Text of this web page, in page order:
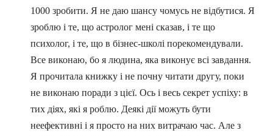
1000 зробити. Я не даю шансу чомусь не відбутися. Я
зроблю і те, що астролог мені сказав, і те що
психолог, і те, що в бізнес-школі порекомендували.
Все виконаю, бо я людина, яка виконує всі завдання.
Я прочитала книжку і не почну читати другу, поки
не виконаю поради з цієї. Ось і весь секрет успіху: в
тих діях, які я роблю. Деякі дії можуть бути
неефективні і я просто на них витрачаю час. Але з